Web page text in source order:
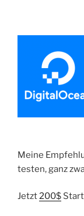
Meine
testen, ganz
Jetzt200$